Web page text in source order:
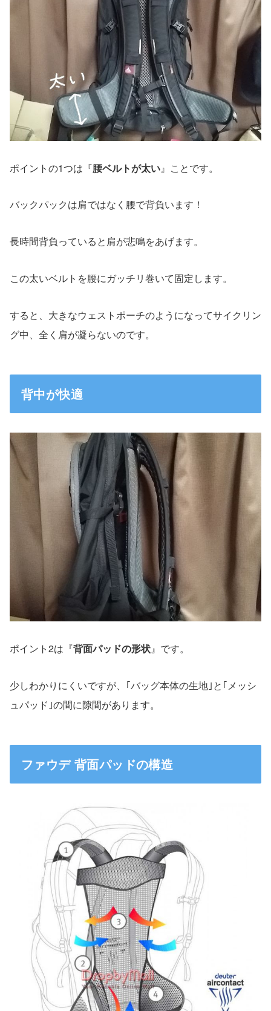
ポイントの1つは『腰ベルトが太い』ことです。
バックパックは肩ではなく腰で背負います！
長時間背負っていると肩が悲鳴をあげます。
この太いベルトを腰にガッチリ巻いて固定します。
すると、大きなウェストポーチのようになってサイクリン
グ中、全く肩が凝らないのです。
背中が快適
ポイント2は『背面パッドの形状』です。
少しわかりにくいですが、｢バッグ本体の生地｣と｢メッシ
ュパッド｣の間に隙間があります。
ファウデ 背面パッドの構造